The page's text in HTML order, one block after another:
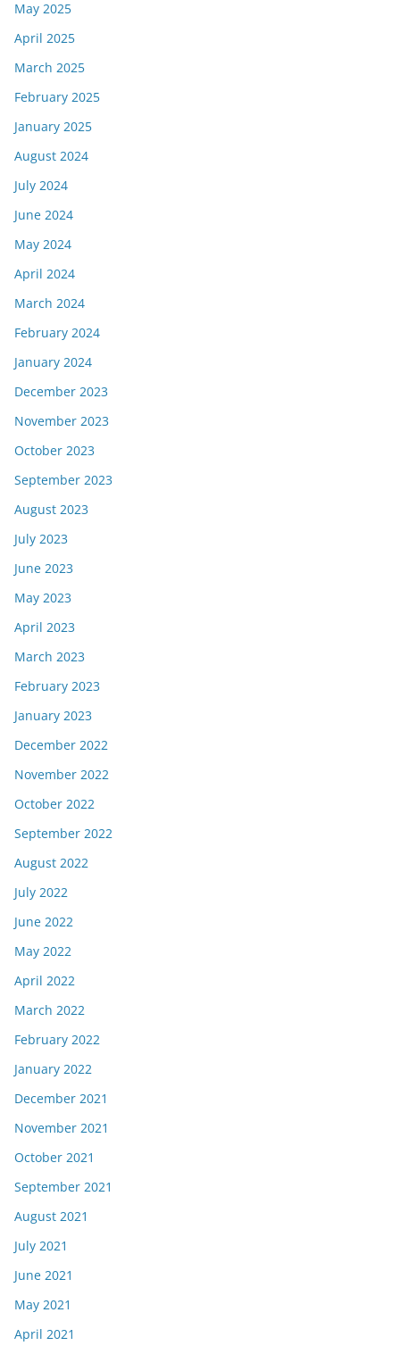
May 2025
April 2025
March 2025
February 2025
January 2025
August 2024
July 2024
June 2024
May 2024
April 2024
March 2024
February 2024
January 2024
December 2023
November 2023
October 2023
September 2023
August 2023
July 2023
June 2023
May 2023
April 2023
March 2023
February 2023
January 2023
December 2022
November 2022
October 2022
September 2022
August 2022
July 2022
June 2022
May 2022
April 2022
March 2022
February 2022
January 2022
December 2021
November 2021
October 2021
September 2021
August 2021
July 2021
June 2021
May 2021
April 2021